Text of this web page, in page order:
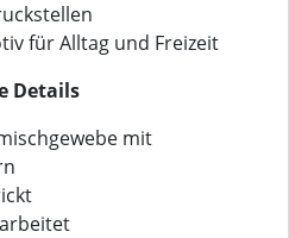
für Alltag und Freizeit
Details
mit